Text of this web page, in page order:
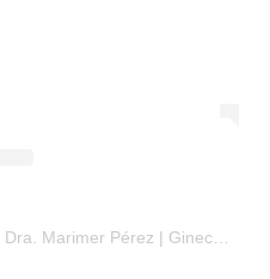
Una publicación compartida de Dra. Marimer Pérez | Ginecóloga y obstetra (@doctoramarimerperez)